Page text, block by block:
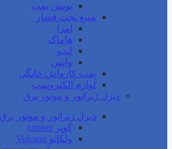
پویش پمپ
منبع تحت فشار
امرا
هاماک
لیدو
واتس
پمپ کارواش خانگی
لوازم الکتروپمپ
دیزل ژنراتور و موتور برق
دیزل ژنراتور و موتور برق
کوپر cooper
ولکانو Volcano